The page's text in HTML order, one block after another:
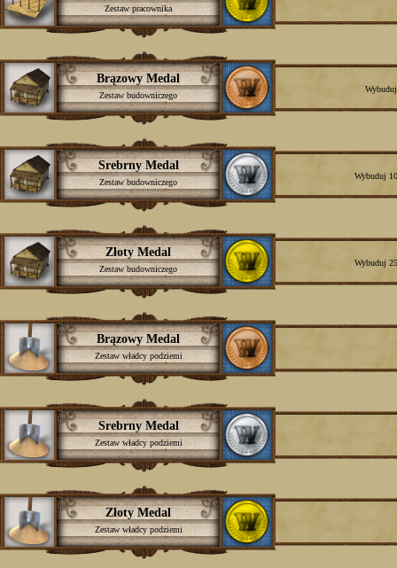
Zestaw pracownika
Brązowy Medal
Zestaw budowniczego
Srebrny Medal
Zestaw budowniczego
Wybuduj
Złoty Medal
Zestaw budowniczego
Wybuduj
Brązowy Medal
Zestaw władcy podziemi
Srebrny Medal
Zestaw władcy podziemi
Złoty Medal
Zestaw władcy podziemi